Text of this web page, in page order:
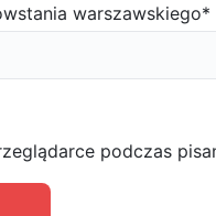
warszawskiego*
podczas